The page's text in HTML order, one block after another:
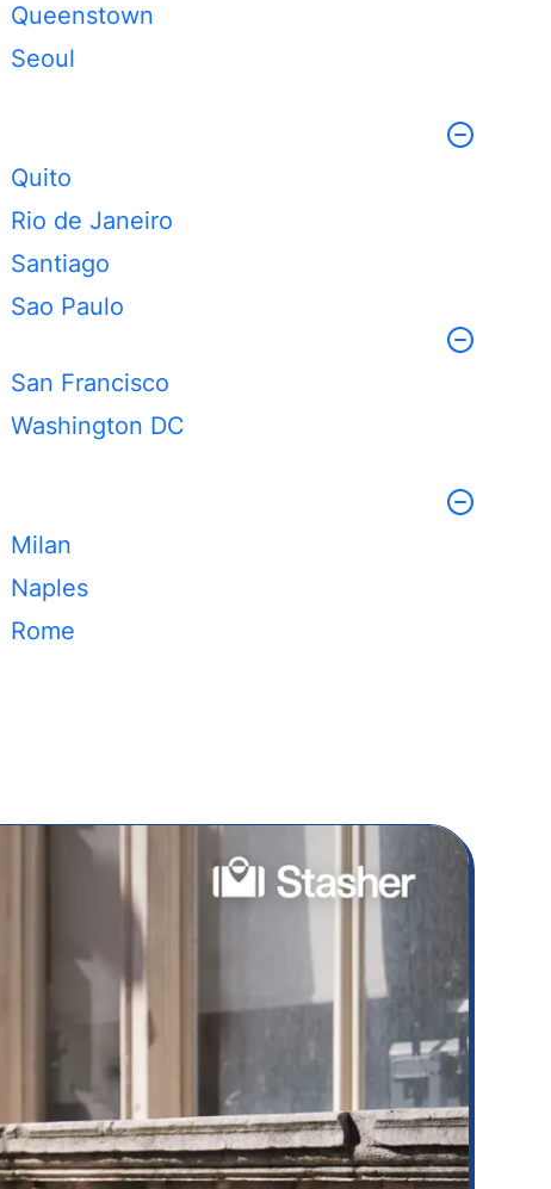
Queenstown
Seoul
Quito
Rio de Janeiro
Santiago
Sao Paulo
San Francisco
Washington DC
Milan
Naples
Rome